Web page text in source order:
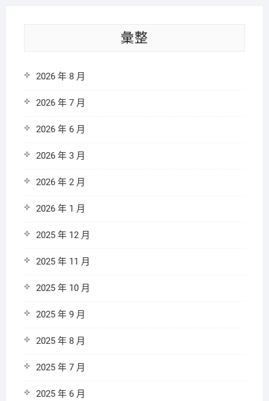
彙整
2026 年 8 月
2026 年 7 月
2026 年 6 月
2026 年 3 月
2026 年 2 月
2026 年 1 月
2025 年 12 月
2025 年 11 月
2025 年 10 月
2025 年 9 月
2025 年 8 月
2025 年 7 月
2025 年 6 月